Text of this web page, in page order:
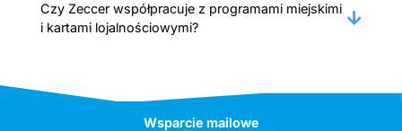
Czy Zeccer współpracuje z programami miejskimi
i kartami lojalnościowymi?
Wsparcie mailowe